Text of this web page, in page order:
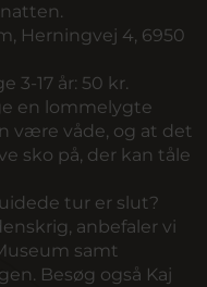
Herningvej 4, 6950
3-17 år: 50 kr.
en lommelygte
være våde, og at det
sko på, der kan tåle
tur er slut?
anbefaler vi
samt
. Besøg også Kaj